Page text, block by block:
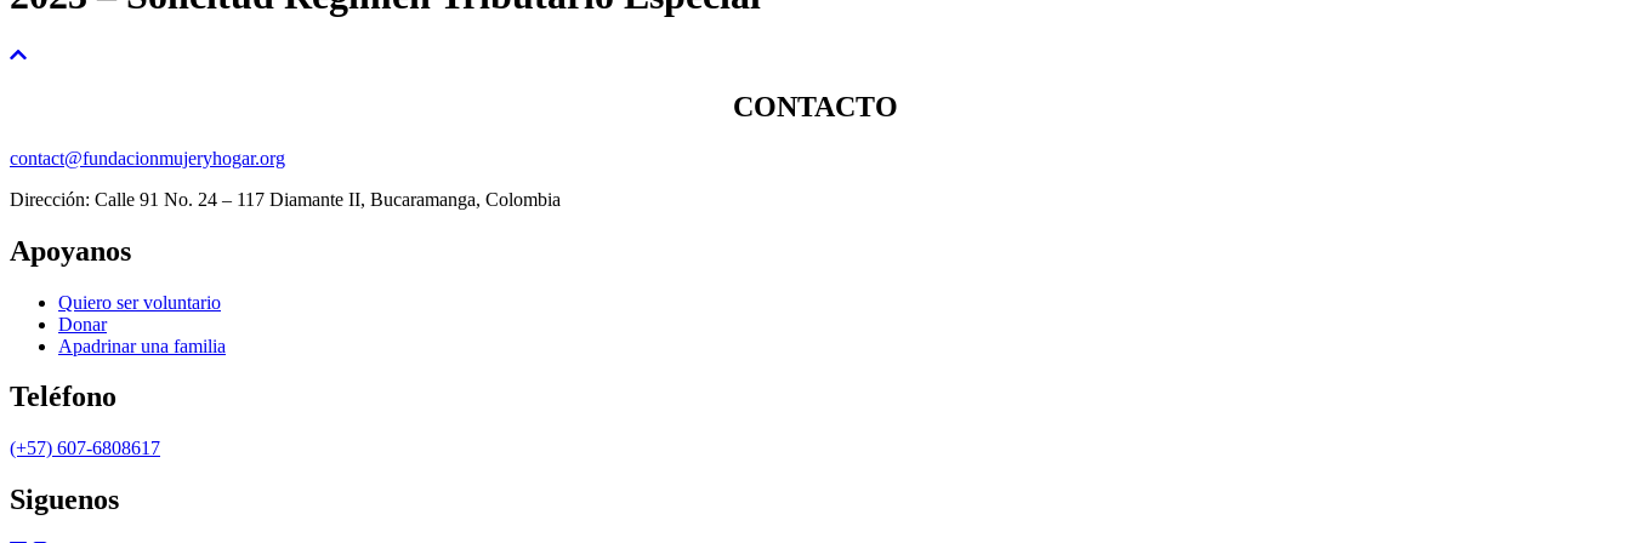
CONTACTO
contact@fundacionmujeryhogar.org
Dirección: Calle 91 No. 24 – 117 Diamante II, Bucaramanga, Colombia
Apoyanos
Quiero ser voluntario
Donar
Apadrinar una familia
Teléfono
(+57) 607-6808617
Siguenos